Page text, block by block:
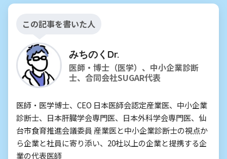
この記事を書いた人
みちのくDr.
医師・博士（医学）、中小企業診断
士、合同会社SUGAR代表
医師・医学博士、CEO 日本医師会認定産業医、中小企業
診断士、日本肝臓学会専門医、日本外科学会専門医、仙
台市食育推進会議委員 産業医と中小企業診断士の視点か
ら企業と社員に寄り添い、20社以上の企業と提携する企
業の代表医師